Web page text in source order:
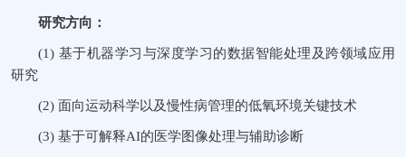
研究方向：
(1) 基于机器学习与深度学习的数据智能处理及 跨领域应用
研究
(2) 面向运动科学以及慢性病管理的低氧环境关键技术
(3) 基于可解释AI的 医学图像处理与辅助诊断